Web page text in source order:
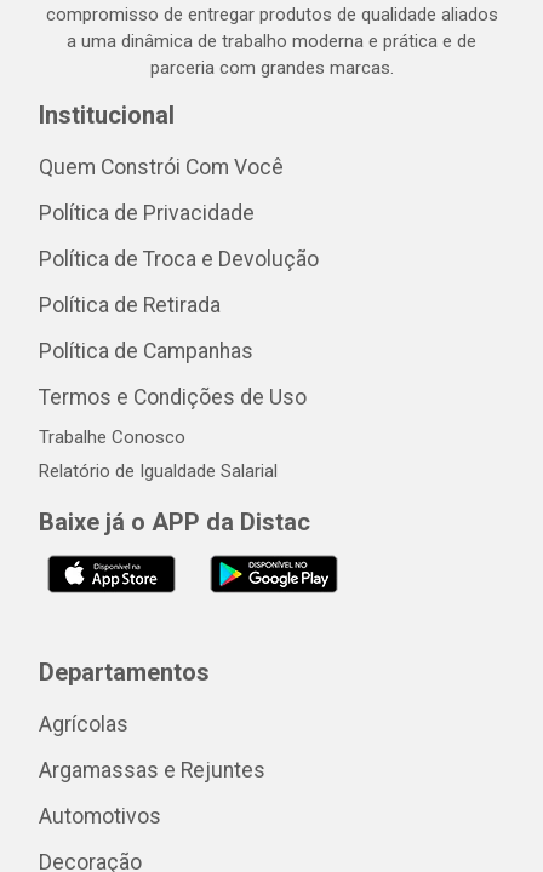
compromisso de entregar produtos de qualidade aliados
a uma dinâmica de trabalho moderna e prática e de
parceria com grandes marcas.
Institucional
Quem Constrói Com Você
Política de Privacidade
Política de Troca e Devolução
Política de Retirada
Política de Campanhas
Termos e Condições de Uso
Trabalhe Conosco
Relatório de Igualdade Salarial
Baixe já o APP da Distac
Departamentos
Agrícolas
Argamassas e Rejuntes
Automotivos
Decoração